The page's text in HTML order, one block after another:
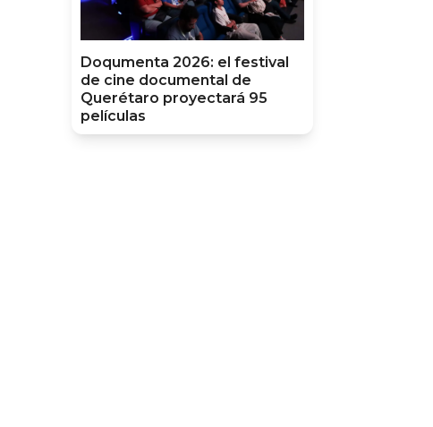
Doqumenta 2026: el festival
de cine documental de
Querétaro proyectará 95
películas